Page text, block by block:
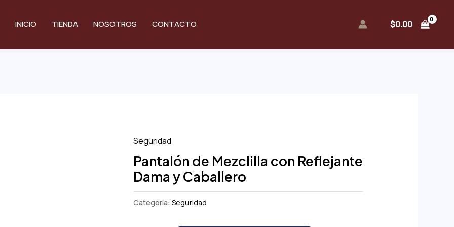
INICIO TIENDA NOSOTROS CONTACTO $0.00
Seguridad
Pantalón de Mezclilla con Reflejante
Dama y Caballero
Categoría:Seguridad